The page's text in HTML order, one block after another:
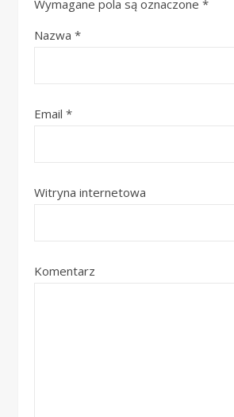
Wymagane pola są oznaczone *
Nazwa *
Email *
Witryna internetowa
Komentarz